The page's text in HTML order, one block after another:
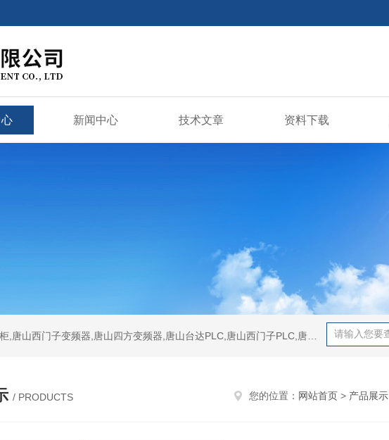
新闻中心 技术文章 资料下载
/ PRODUCTS 您的位置： 网站首页 > 产品展示